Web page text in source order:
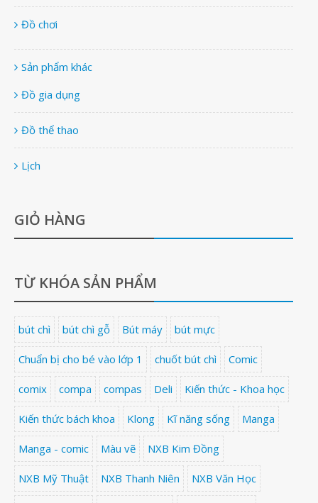
Đồ chơi
Sản phẩm khác
Đồ gia dụng
Đồ thể thao
Lịch
GIỎ HÀNG
TỪ KHÓA SẢN PHẨM
bút chì bút chì gỗ Bút máy bút mực
Chuẩn bị cho bé vào lớp 1 chuốt bút chì Comic
comix compa compas Deli Kiến thức - Khoa học
Kiến thức bách khoa Klong Kĩ năng sống Manga
Manga - comic Màu vẽ NXB Kim Đồng
NXB Mỹ Thuật NXB Thanh Niên NXB Văn Học